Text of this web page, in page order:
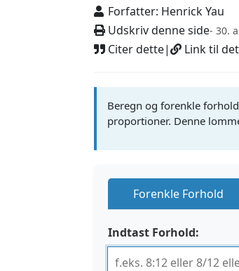
Forfatter: Henrick Yau
Udskriv denne side- 30.
Citer dette| Link til
Beregn og forenkle
proportioner. Denne
Forenkle Forhold
Indtast Forhold: